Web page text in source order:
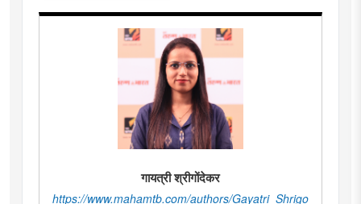
गायत्री श्रीगोंदेकर
https://www.mahamtb.com/authors/Gayatri_Shrigo